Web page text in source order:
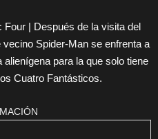
Four | Después de la visita del
Spider-Man se enfrenta a
para la que solo tiene
Cuatro Fantásticos.